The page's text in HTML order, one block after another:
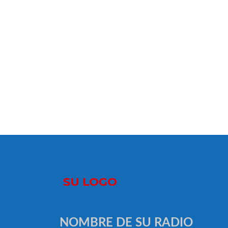
NOMBRE DE SU RADIO